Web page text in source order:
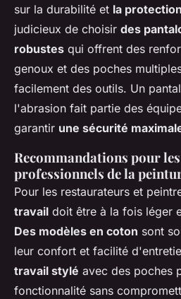
sur la durabilité et la
judicieux de choisir des
robustes qui offrent des
genoux et des poches
facilement des outils. Un
l'abrasion fait partie des
garantir une sécurité
Recommandations pour
professionnels de la
Pour les restaurateurs et
travail doit être à la fois léger
Des modèles en coton sont
leur confort et facilité
travail stylé avec des poches
fonctionnalité sans